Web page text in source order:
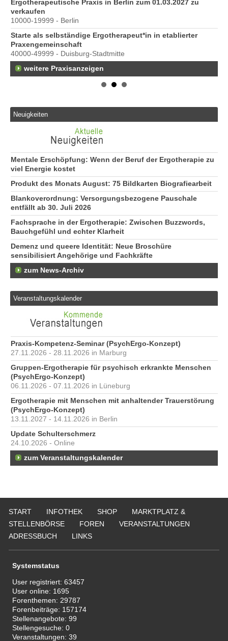
Ergotherapeutische Praxis in Berlin zum 01.03.2027 zu
verkaufen
10000-19999 - Berlin
Starte als selbständige Ergotherapeut*in in etablierter
Praxengemeinschaft
40000-49999 - Duisburg-Stadtmitte
weitere Praxisanzeigen
Neuigkeiten
Mentale Erschöpfung: Wenn der Beruf der Ergotherapie zu
viel Energie kostet
Produkt des Monats August: 75 Bildkarten Biografiearbeit
Blankoverordnung: Versorgungsbezogene Pauschale
entfällt ab 30. Juli 2026
Fachsprache in der Ergotherapie: Zwischen Buzzwords,
Bauchgefühl und echter Klarheit
Demenz und queere Identität: Neue Broschüre
sensibilisiert Angehörige und Fachkräfte
zum News-Archiv
Veranstaltungskalender
Praxis-Kompetenz-Seminar (PsychErgo-Konzept)
27.11.2026 - 28.11.2026 in Marburg
Gruppen-Ergotherapie für psychisch erkrankte Menschen
(PsychErgo-Konzept)
06.11.2026 - 07.11.2026 in Lüneburg
Ergotherapie mit Menschen mit anhaltender Trauerstörung
(PsychErgo-Konzept)
13.11.2027 - 14.11.2026 in Berlin
Update Schulterschmerz
24.10.2026 - Online
zum Veranstaltungskalender
START INFOTHEK SHOP
MARKTPLATZ &
STELLENBÖRSE
FOREN
VERANSTALTUNGEN
ADRESSBUCH
LINKS
Systemstatus
User registriert:63457
User online: 1695
Forenthemen: 29787
Forenbeiträge: 157174
Stellenangebote:99
Stellengesuche:0
Veranstaltungen:39